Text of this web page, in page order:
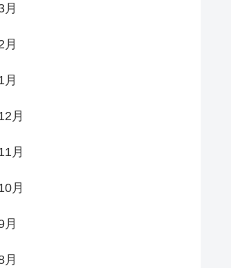
月
月
月
月
月
月
月
月